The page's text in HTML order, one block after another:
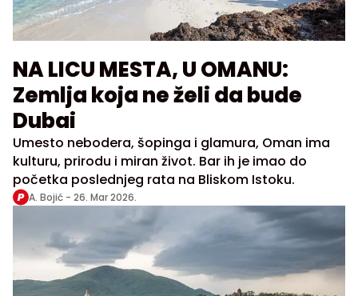
NA LICU MESTA, U OMANU:
Zemlja koja ne želi da bude
Dubai
Umesto nebodera, šopinga i glamura, Oman ima
kulturu, prirodu i miran život. Bar ih je imao do
početka poslednjeg rata na Bliskom Istoku.
A. Bojić - 26. Mar 2026.